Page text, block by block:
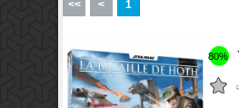
<< < 1
80%